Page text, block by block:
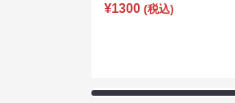
¥1300 (税込)